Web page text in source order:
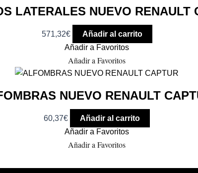
LATERALES NUEVO RENAULT
571,32€
Añadir al carrito
Añadir a Favoritos
Añadir a Favoritos
NUEVO RENAULT
60,37€
Añadir al carrito
Añadir a Favoritos
Añadir a Favoritos